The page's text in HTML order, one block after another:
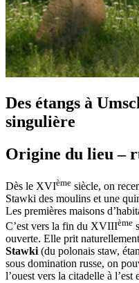
Des étangs à
singulière
Origine du lieu –
Dès le XVIème siècle, on
Stawki des moulins et une
Les premières maisons
C’est vers la fin du XVIIIème
ouverte. Elle prit
Stawki (du polonais staw,
sous domination russe, on
l’ouest vers la citadelle à